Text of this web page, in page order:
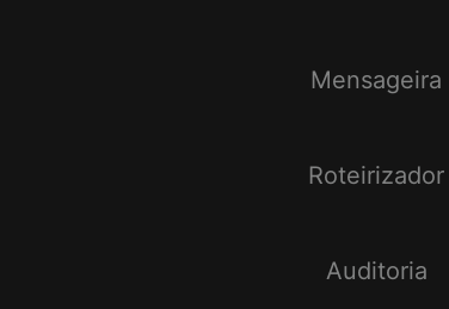
Mensageira
Roteirizador
Auditoria